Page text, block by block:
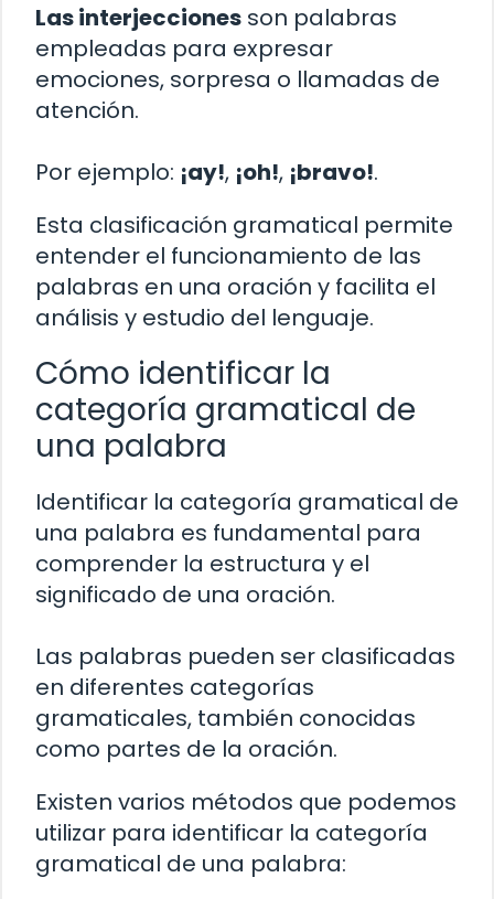
Las interjecciones son palabras
empleadas para expresar
emociones, sorpresa o llamadas de
atención.
Por ejemplo: ¡ay!, ¡oh!, ¡bravo!.
Esta clasificación gramatical permite
entender el funcionamiento de las
palabras en una oración y facilita el
análisis y estudio del lenguaje.
Cómo identificar la
categoría gramatical de
una palabra
Identificar la categoría gramatical de
una palabra es fundamental para
comprender la estructura y el
significado de una oración.
Las palabras pueden ser clasificadas
en diferentes categorías
gramaticales, también conocidas
como partes de la oración.
Existen varios métodos que podemos
utilizar para identificar la categoría
gramatical de una palabra: